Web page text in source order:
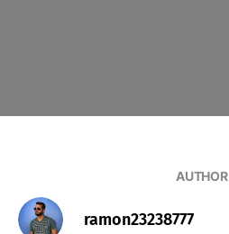
AUTHOR
ramon23238777